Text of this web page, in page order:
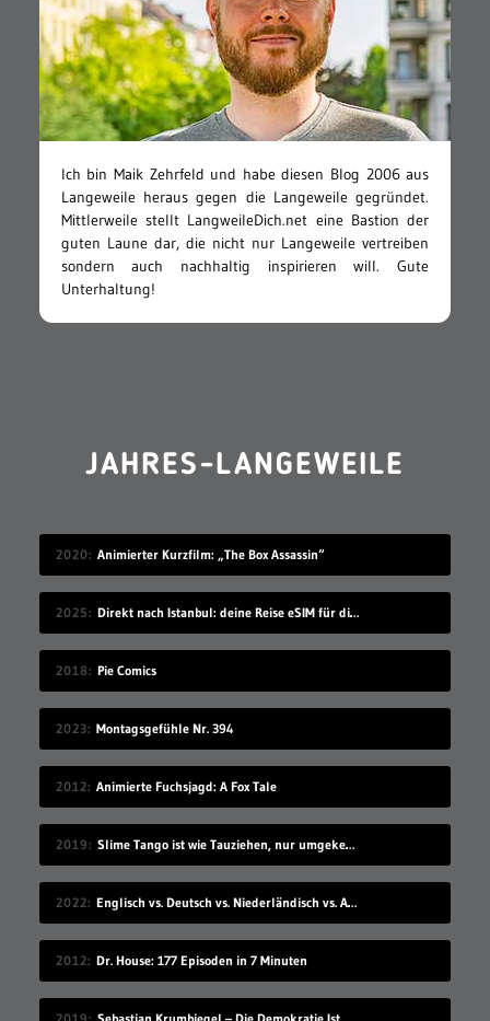
Ich bin Maik Zehrfeld und habe diesen Blog 2006 aus
Langeweile heraus gegen die Langeweile gegründet.
Mittlerweile stellt LangweileDich.net eine Bastion der
guten Laune dar, die nicht nur Langeweile vertreiben
sondern auch nachhaltig inspirieren will. Gute
Unterhaltung!
JAHRES-LANGEWEILE
2020 Animierter Kurzfilm: „The Box Assassin“
2025 Direkt nach Istanbul: deine Reise eSIM für die Türkei
2018 Pie Comics
2023 Montagsgefühle Nr. 394
2012 Animierte Fuchsjagd: A Fox Tale
2019 Slime Tango ist wie Tauziehen, nur umgekehrt
2022 Englisch vs. Deutsch vs. Niederländisch vs. Afrikaans
2012 Dr. House: 177 Episoden in 7 Minuten